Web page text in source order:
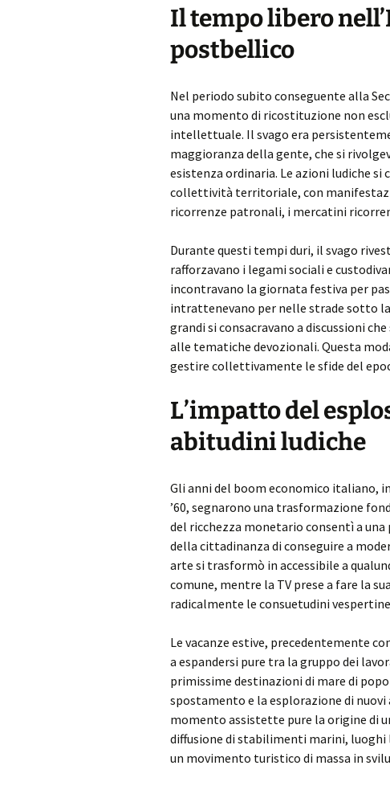
Il tempo libero
postbellico
Nel periodo subito conseguente alla
una momento di ricostituzione non
intellettuale. Il svago era
maggioranza della gente, che si
esistenza ordinaria. Le azioni ludiche
collettività territoriale, con
ricorrenze patronali, i mercatini
Durante questi tempi duri, il svago
rafforzavano i legami sociali e
incontravano la giornata festiva per
intrattenevano per nelle strade sotto
grandi si consacravano a discussioni
alle tematiche devozionali. Questa
gestire collettivamente le sfide del
L’impatto del
abitudini ludiche
Gli anni del boom economico italiano,
’60, segnarono una trasformazione
del ricchezza monetario consentì a
della cittadinanza di conseguire a
arte si trasformò in accessibile a
comune, mentre la TV prese a fare la
radicalmente le consuetudini
Le vacanze estive, precedentemente
a espandersi pure tra la gruppo dei
primissime destinazioni di mare di
spostamento e la esplorazione di
momento assistette pure la origine di
diffusione di stabilimenti marini,
un movimento turistico di massa in